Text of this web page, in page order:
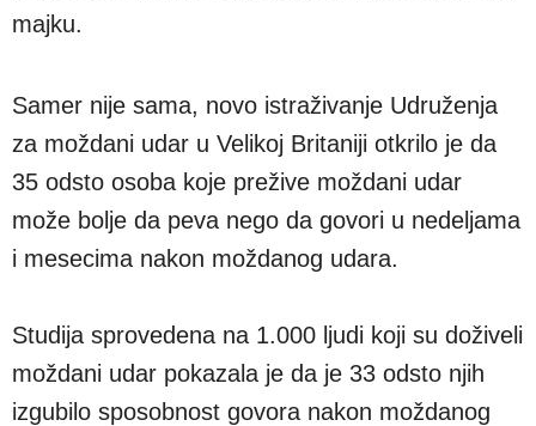
majku.
Samer nije sama, novo istraživanje Udruženja
za moždani udar u Velikoj Britaniji otkrilo je da
35 odsto osoba koje prežive moždani udar
može bolje da peva nego da govori u nedeljama
i mesecima nakon moždanog udara.
Studija sprovedena na 1.000 ljudi koji su doživeli
moždani udar pokazala je da je 33 odsto njih
izgubilo sposobnost govora nakon moždanog